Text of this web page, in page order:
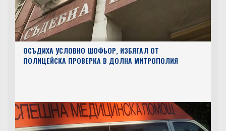
ОСЪДИХА УСЛОВНО ШОФЬОР, ИЗБЯГАЛ ОТ
ПОЛИЦЕЙСКА ПРОВЕРКА В ДОЛНА МИТРОПОЛИЯ